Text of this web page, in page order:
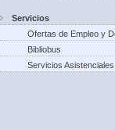
Servicios
Ofertas de Empleo y
Bibliobus
Servicios